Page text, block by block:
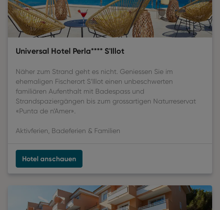
Universal Hotel Perla**** S'Illot
Näher zum Strand geht es nicht. Geniessen Sie im
ehemaligen Fischerort S’Illot einen unbeschwerten
familiären Aufenthalt mit Badespass und
Strandspaziergängen bis zum grossartigen Naturreservat
«Punta de n’Amer».
Aktivferien, Badeferien & Familien
Hotel anschauen